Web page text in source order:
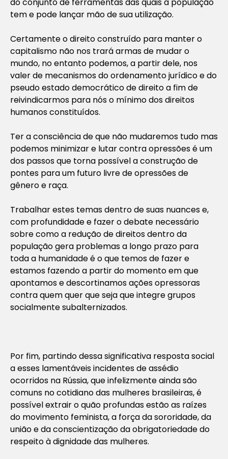
tem e pode lançar mão de sua utilização.
Certamente o direito construído para manter o
capitalismo não nos trará armas de mudar o
mundo, no entanto podemos, a partir dele, nos
valer de mecanismos do ordenamento jurídico e do
pseudo estado democrático de direito a fim de
reivindicarmos para nós o mínimo dos direitos
humanos constituídos.
Ter a consciência de que não mudaremos tudo mas
podemos minimizar e lutar contra opressões é um
dos passos que torna possível a construção de
pontes para um futuro livre de opressões de
gênero e raça.
Trabalhar estes temas dentro de suas nuances e,
com profundidade e fazer o debate necessário
sobre como a redução de direitos dentro da
população gera problemas a longo prazo para
toda a humanidade é o que temos de fazer e
estamos fazendo a partir do momento em que
apontamos e descortinamos ações opressoras
contra quem quer que seja que integre grupos
socialmente subalternizados.
Por fim, partindo dessa significativa resposta social
a esses lamentáveis incidentes de assédio
ocorridos na Rússia, que infelizmente ainda são
comuns no cotidiano das mulheres brasileiras, é
possível extrair o quão profundas estão as raízes
do movimento feminista, a força da sororidade, da
união e da conscientização da obrigatoriedade do
respeito à dignidade das mulheres.